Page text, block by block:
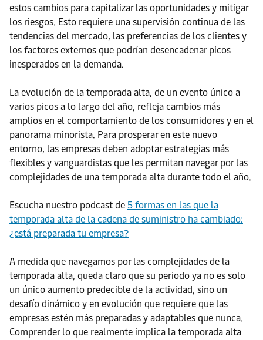
estos cambios para capitalizar las oportunidades y mitigar
los riesgos. Esto requiere una supervisión continua de las
tendencias del mercado, las preferencias de los clientes y
los factores externos que podrían desencadenar picos
inesperados en la demanda.
La evolución de la temporada alta, de un evento único a
varios picos a lo largo del año, refleja cambios más
amplios en el comportamiento de los consumidores y en el
panorama minorista. Para prosperar en este nuevo
entorno, las empresas deben adoptar estrategias más
flexibles y vanguardistas que les permitan navegar por las
complejidades de una temporada alta durante todo el año.
Escucha nuestro podcast de 5 formas en las que la
temporada alta de la cadena de suministro ha cambiado:
¿está preparada tu empresa?
A medida que navegamos por las complejidades de la
temporada alta, queda claro que su periodo ya no es solo
un único aumento predecible de la actividad, sino un
desafío dinámico y en evolución que requiere que las
empresas estén más preparadas y adaptables que nunca.
Comprender lo que realmente implica la temporada alta